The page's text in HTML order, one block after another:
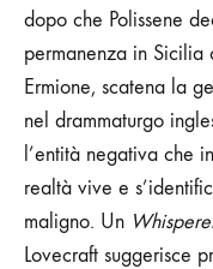
dopo che Polissene
permanenza in
Ermione, scatena la
nel drammaturgo
l’entità negativa che
realtà vive e
maligno. Un
Lovecraft suggerisce